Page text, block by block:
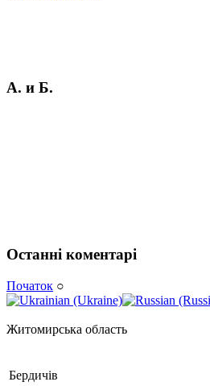
А. и Б.
Останні коментарі
Початок ○
Житомирська область
Бердичів